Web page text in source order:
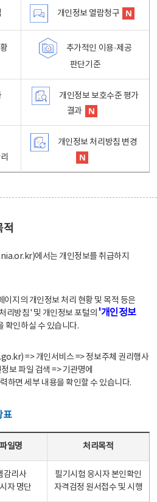
개인정보 열람청구
추가적인 이용·제공
판단기준
개인정보 보호수준 평가
결과
개인정보 처리방침 변경
에서는 개인정보를 취급하지
이지의 개인정보 처리 현황 및 목적 등은
리방침' 및 개인정보 포털의 '개인정보
확인하실 수 있습니다.
=> 개인서비스 => 정보주체 권리행사
보 파일 검색 => 기관명에
하면 세부 내용을 확인할 수 있습니다.
표
일명 처리목적
감리사
자 명단
필기시험 응시자 본인확인
자격검정 원서접수 및 시행